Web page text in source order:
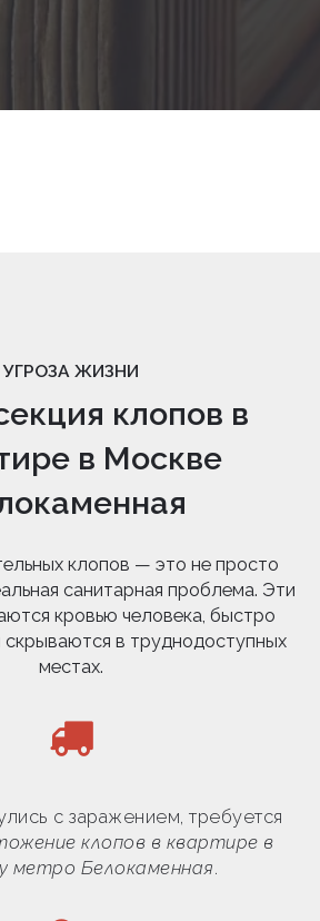
УГРОЗА ЖИЗНИ
клопов в
в Москве
клопов — это не просто
санитарная проблема. Эти
кровью человека, быстро
в труднодоступных
местах.
с заражением, требуется
клопов в квартире в
метро Белокаменная.